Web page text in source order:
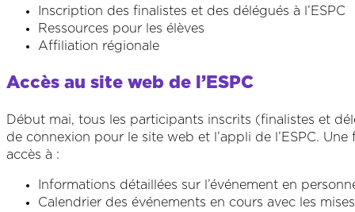
Inscription des finalistes et des délégués à l’ESPC
Ressources pour les élèves
Affiliation régionale
Accès au site web de l’ESPC
Début mai, tous les participants inscrits (finalistes et
de connexion pour le site web et l’appli de l’ESPC.
accès à :
Informations détaillées sur l’événement en
Calendrier des événements en cours avec les